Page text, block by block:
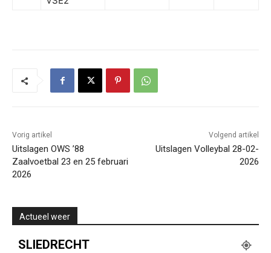
Vorig artikel
Uitslagen OWS ’88
Zaalvoetbal 23 en 25 februari
2026
Volgend artikel
Uitslagen Volleybal 28-02-
2026
Actueel weer
SLIEDRECHT